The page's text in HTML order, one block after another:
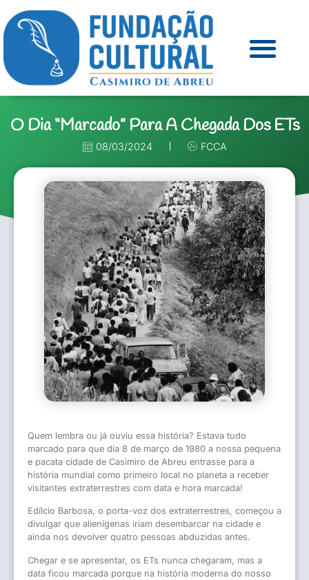
O Dia “marcado” Para A Chegada Dos ETs
08/03/2024 FCCA
Quem lembra ou já ouviu essa história? Estava tudo
marcado para que dia 8 de março de 1980 a nossa pequena
e pacata cidade de Casimiro de Abreu entrasse para a
história mundial como primeiro local no planeta a receber
visitantes extraterrestres com data e hora marcada!
Edílcio Barbosa, o porta-voz dos extraterrestres, começou a
divulgar que alienígenas iriam desembarcar na cidade e
ainda nos devolver quatro pessoas abduzidas antes.
Chegar e se apresentar, os ETs nunca chegaram, mas a
data ficou marcada porque na história moderna do nosso